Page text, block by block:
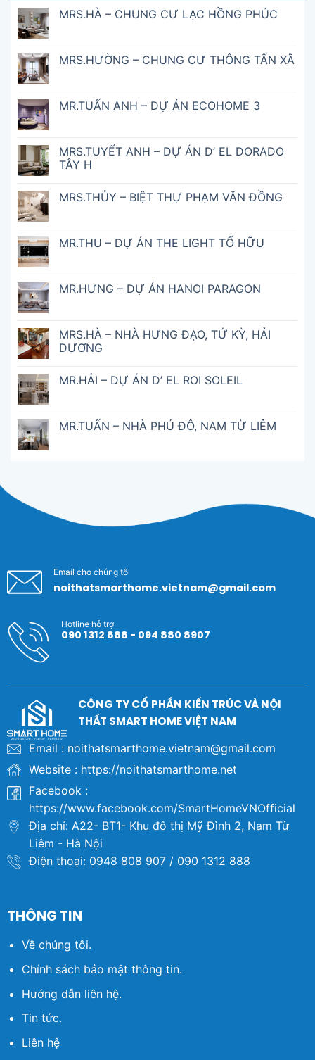
MRS.HÀ – CHUNG CƯ LẠC HỒNG PHÚC
MRS.HƯỜNG – CHUNG CƯ THÔNG TẤN XÃ
MR.TUẤN ANH – DỰ ÁN ECOHOME 3
MRS.TUYẾT ANH – DỰ ÁN D’ EL DORADO
TÂY H
MRS.THỦY – BIỆT THỰ PHẠM VĂN ĐỒNG
MR.THU – DỰ ÁN THE LIGHT TỐ HỮU
MR.HƯNG – DỰ ÁN HANOI PARAGON
MRS.HÀ – NHÀ HƯNG ĐẠO, TỨ KỲ, HẢI
DƯƠNG
MR.HẢI – DỰ ÁN D’ EL ROI SOLEIL
MR.TUẤN – NHÀ PHÚ ĐÔ, NAM TỪ LIÊM
Email cho chúng tôi
noithatsmarthome.vietnam@gmail.com
Hotline hỗ trợ
090 1312 888 - 094 880 8907
CÔNG TY CỔ PHẦN KIẾN TRÚC VÀ NỘI
THẤT SMART HOME VIỆT NAM
Email : noithatsmarthome.vietnam@gmail.com
Website : https://noithatsmarthome.net
Facebook :
https://www.facebook.com/SmartHomeVNOfficial
Địa chỉ: A22- BT1- Khu đô thị Mỹ Đình 2, Nam Từ
Liêm - Hà Nội
Điện thoại: 0948 808 907 / 090 1312 888
THÔNG TIN
Về chúng tôi.
Chính sách bảo mật thông tin.
Hướng dẫn liên hệ.
Tin tức.
Liên hệ